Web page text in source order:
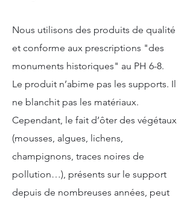
Nous utilisons des produits de qualité
et conforme aux prescriptions "des
monuments historiques" au PH 6-8.
Le produit n’abime pas les supports. Il
ne blanchit pas les matériaux.
Cependant, le fait d’ôter des végétaux
(mousses, algues, lichens,
champignons, traces noires de
pollution…), présents sur le support
depuis de nombreuses années, peut